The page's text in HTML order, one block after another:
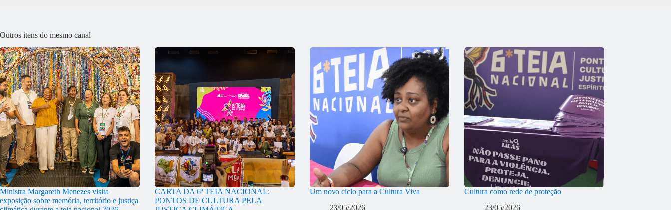
Outros itens do mesmo canal
Ministra Margareth Menezes visita
exposição sobre memória, território e justiça
CARTA DA 6ª TEIA NACIONAL:
PONTOS DE CULTURA PELA
Um novo ciclo para a Cultura Viva
23/05/2026
Cultura como rede de proteção
23/05/2026